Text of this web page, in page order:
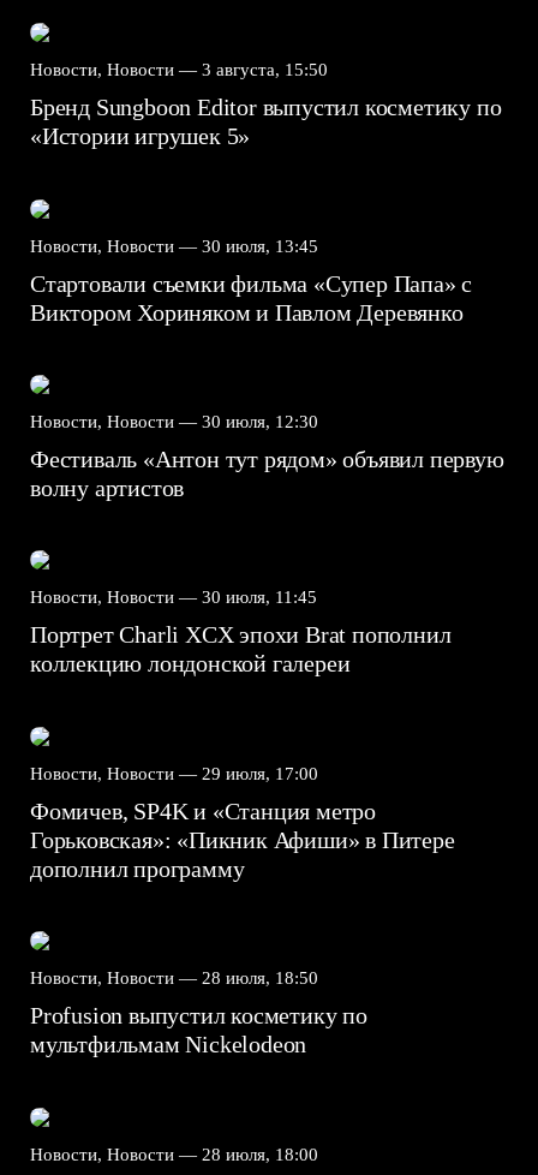
Новости, Новости — 3 августа, 15:50
Бренд Sungboon Editor выпустил косметику по
«Истории игрушек 5»
Новости, Новости — 30 июля, 13:45
Стартовали съемки фильма «Супер Папа» с
Виктором Хориняком и Павлом Деревянко
Новости, Новости — 30 июля, 12:30
Фестиваль «Антон тут рядом» объявил первую
волну артистов
Новости, Новости — 30 июля, 11:45
Портрет Charli XCX эпохи Brat пополнил
коллекцию лондонской галереи
Новости, Новости — 29 июля, 17:00
Фомичев, SP4K и «Станция метро
Горьковская»: «Пикник Афиши» в Питере
дополнил программу
Новости, Новости — 28 июля, 18:50
Profusion выпустил косметику по
мультфильмам Nickelodeon
Новости, Новости — 28 июля, 18:00